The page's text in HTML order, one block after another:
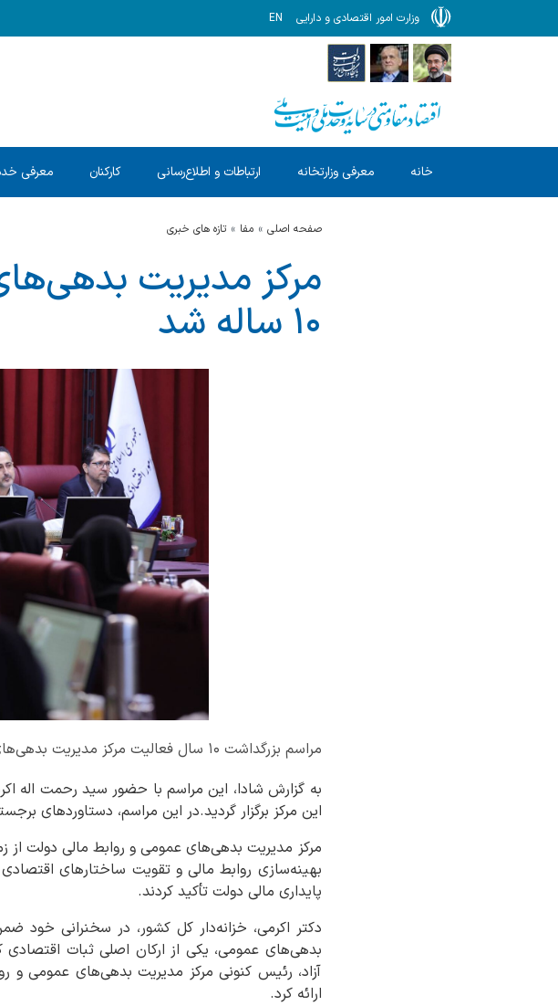
وزارت امور اقتصادی و دارایی EN
خانه معرفی وزارتخانه ارتباطات و اطلاع‌رسانی کارکنان معرفی
صفحه اصلی مفا تازه های خبری
مرکز مدیریت
۱۰ ساله شد
مراسم بزرگداشت ۱۰ سال فعالیت مرکز مدیریت بدهی‌های عمومی و روابط مالی دولت برگزار شد.
به گزارش شادا، این مراسم با حضور سید رحمت اله
این مرکز برگزار گردید.در این مراسم، دستاوردهای
بهینه‌سازی روابط مالی و تقویت ساختارهای
پایداری مالی دولت تأکید کردند.
دکتر اکرمی، خزانه‌دار کل کشور، در سخنرانی خود
بدهی‌های عمومی، یکی از ارکان اصلی ثبات
آزاد، رئیس کنونی مرکز مدیریت بدهی‌های عمومی و
ارائه کرد.